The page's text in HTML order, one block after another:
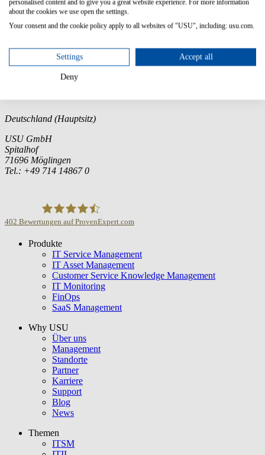
Solution Sales
Engineer
Senior Sales
Manager
Senior Solution Senior Sales
Gerne stehen wir Ihnen für Rückfragen zum SERVIEW Summit per
E-Mail anevents@usu.comzur Verfügung.
Deutschland (Hauptsitz)
USU GmbH
Spitalhof
71696 Möglingen
Tel.: +49 714 14867 0
USU GmbH
402 Bewertungen auf ProvenExpert.com
Produkte
IT Service Management
IT Asset Management
Customer Service Knowledge Management
IT Monitoring
FinOps
SaaS Management
Why USU
Über uns
Management
Standorte
Partner
Karriere
Support
Blog
News
Themen
ITSM
personalised content and to give you a great website experience. For more information
about the cookies we use open the settings.
Your consent and the cookie policy apply to all websites of "USU", including: usu.com.
Settings Accept all
Deny